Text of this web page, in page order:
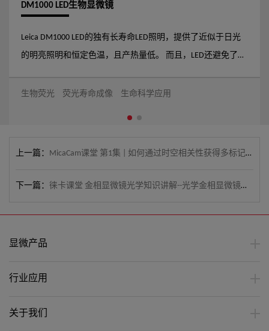
DM1000 LED生物显微镜
Leica DM1000 LED的独有长寿命LED照明，提供了近似于日光
的明亮照明和恒定色温，且产热量低。 而且，LED还避免了更
省了能源。Leica DM1000 LED适用于各种用户应用，为每个用
生物荧光 荧光寿命成像 生命科学应用
上一篇： MicaCam课堂 第1集 | 如何通过时空相关性获得多标记实验数据
下一篇： 徕卡课堂 金相显微镜光学知识讲解--光学金相显微镜的基本组件-物镜篇（上）
显微产品
行业应用
关于我们